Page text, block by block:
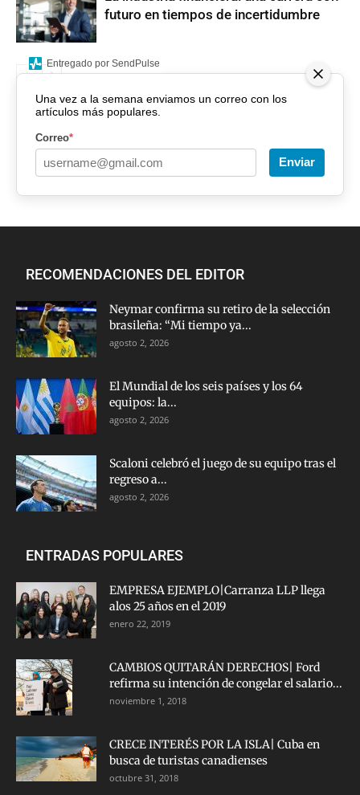
futuro en tiempos de incertidumbre
Una vez a la semana enviamos un correo con los
artículos más populares.
Correo*
Enviar
Entregado por SendPulse
RECOMENDACIONES DEL EDITOR
Neymar confirma su retiro de la selección
brasileña: “Mi tiempo ya...
agosto 2, 2026
El Mundial de los seis países y los 64
equipos: la...
agosto 2, 2026
Scaloni celebró el juego de su equipo tras el
regreso a...
agosto 2, 2026
ENTRADAS POPULARES
EMPRESA EJEMPLO|Carranza LLP llega
alos 25 años en el 2019
enero 22, 2019
CAMBIOS QUITARÁN DERECHOS| Ford
refirma su intención de congelar el salario...
noviembre 1, 2018
CRECE INTERÉS POR LA ISLA| Cuba en
busca de turistas canadienses
octubre 31, 2018